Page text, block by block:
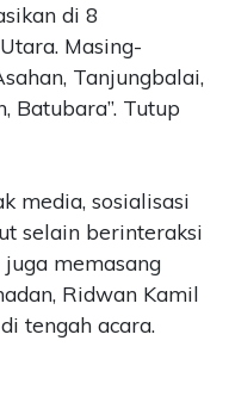
di 8
Masing-
Tanjungbalai,
Batubara”. Tutup
media, sosialisasi
selain berinteraksi
juga memasang
Ridwan Kamil
tengah acara.